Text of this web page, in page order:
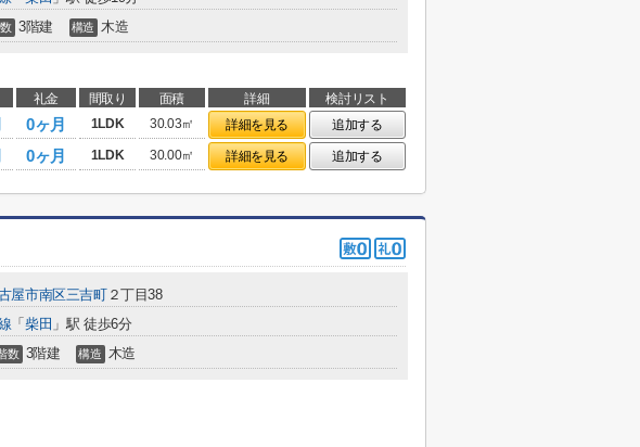
3階建 構造 木造
礼金 間取り 面積 詳細
検討リスト
0ヶ月 1LDK 30.03㎡ 詳細を見る
追加する
0ヶ月 1LDK 30.00㎡ 詳細を見る 追加する
屋市南区三吉町２丁目38
「 柴田 」駅 徒歩6分
数 3階建 構造 木造